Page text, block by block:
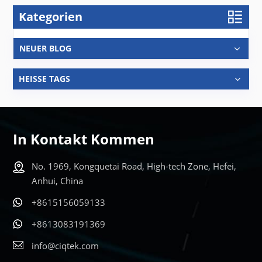
Kategorien
NEUER BLOG
HEISSE TAGS
In Kontakt Kommen
No. 1969, Kongquetai Road, High-tech Zone, Hefei,
Anhui, China
+8615156059133
+8613083191369
info@ciqtek.com